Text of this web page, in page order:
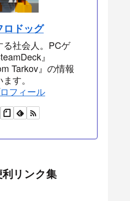
ロドッグ
る社会人。PCゲ
』
Tarkov』の情報
す。
フィール
リンク集